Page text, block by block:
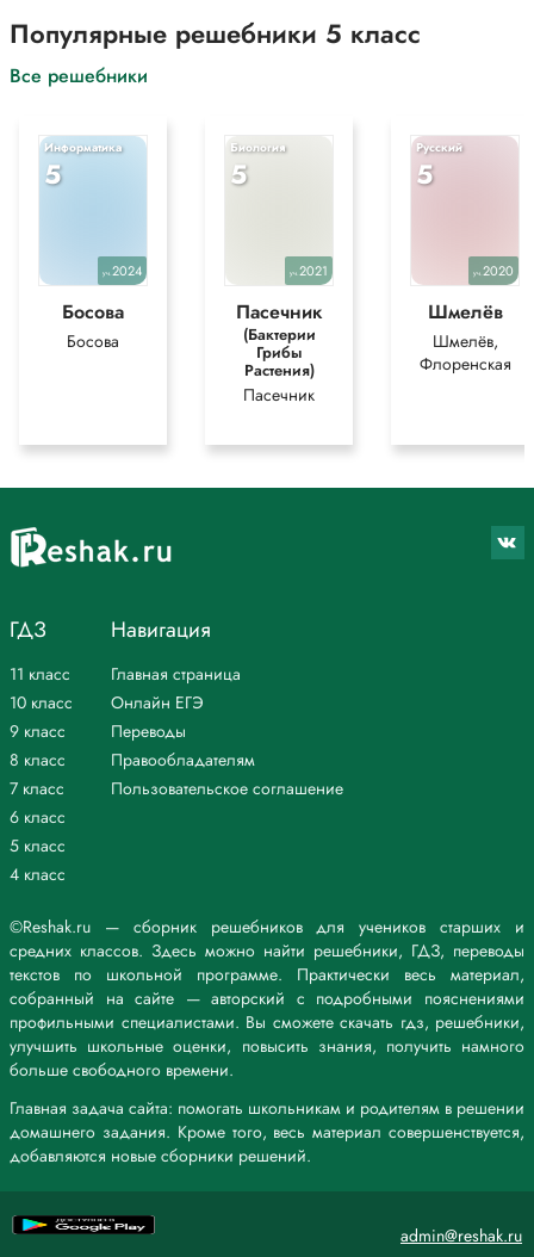
понимания разбора решения задания.
Популярные решебники 5 класс
Все решебники
Информатика
5
уч.2024
Босова
Босова
Биология
5
уч.2021
Пасечник
(Бактерии
Грибы
Растения)
Пасечник
Русский
5
уч.2020
Шмелёв
Шмелёв,
Флоренская
©Reshak.ru — сборник решебников для учеников старших и
средних классов. Здесь можно найти решебники, ГДЗ, переводы
текстов по школьной программе. Практически весь материал,
собранный на сайте — авторский с подробными пояснениями
профильными специалистами. Вы сможете скачать гдз, решебники,
улучшить школьные оценки, повысить знания, получить намного
больше свободного времени.
Главная задача сайта: помогать школьникам и родителям в решении
домашнего задания. Кроме того, весь материал совершенствуется,
добавляются новые сборники решений.
ГДЗ
11 класс
10 класс
9 класс
8 класс
7 класс
6 класс
5 класс
4 класс
Навигация
Главная страница
Онлайн ЕГЭ
Переводы
Правообладателям
Пользовательское соглашение
admin@reshak.ru